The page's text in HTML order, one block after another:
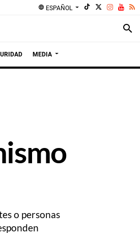
language ESPAÑOL
search
MEDIA
o personas